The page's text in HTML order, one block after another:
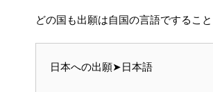
どの国も出願は自国の言語でするこ
日本への出願➤日本語